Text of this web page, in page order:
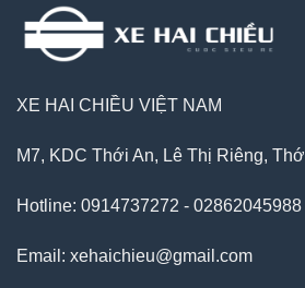
XE HAI CHIỀU VIỆT NAM
M7, KDC Thới An, Lê Thị Riêng,
Hotline: 0914737272 - 02862045988
Email: xehaichieu@gmail.com